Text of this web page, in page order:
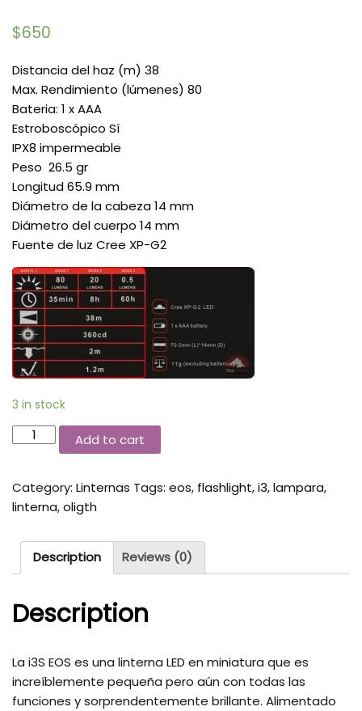
$650
Distancia del haz (m) 38
Max. Rendimiento (lúmenes) 80
Bateria: 1 x AAA
Estroboscópico Sí
IPX8 impermeable
Peso 26.5 gr
Longitud 65.9 mm
Diámetro de la cabeza 14 mm
Diámetro del cuerpo 14 mm
Fuente de luz Cree XP-G2
3 in stock
Add to cart
Category: Linternas Tags: eos, flashlight,i3,lampara,
linterna,oligth
Description Reviews (0)
Description
La i3S EOS es una linterna LED en miniatura que es
increíblemente pequeña pero aún con todas las
funciones y sorprendentemente brillante. Alimentado